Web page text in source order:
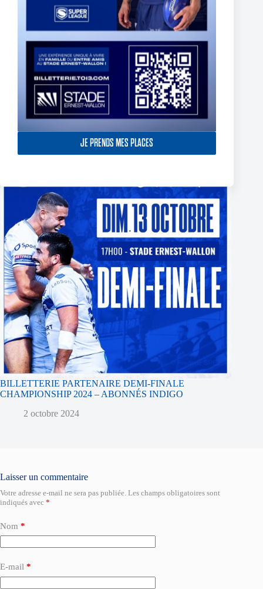
JE PRENDS MES PLACES
TOULOUSE OLYMPIQUE SIGN ETHAN QUAI-WARD
BILLETTERIE PARTENAIRE DEMI-FINALE
CHAMPIONSHIP 2024 – ABONNÉS INDIGO
2 octobre 2024
Laisser un commentaire
Votre adresse e-mail ne sera pas publiée. Les champs obligatoires sont
indiqués avec *
Nom *
E-mail *